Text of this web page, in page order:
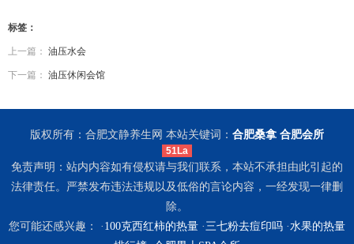
标签：
上一篇： 油压水会
下一篇： 油压休闲会馆
版权所有：合肥文静养生网 本站关键词： 合肥桑拿 合肥会所
51La
免责声明：站内内容如有侵权请与我们联系，本站不承担由此引起的
法律责任。严禁发布违法违规以及低俗的言论内容，一经发现一律删
除。
您可能还感兴趣： · 100克西红柿的热量 ·三七粉去痘印吗 ·水果的热量